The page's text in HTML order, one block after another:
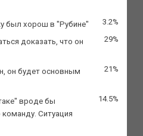
был хорош в "Рубине" 3.2%
доказать, что он
29%
он будет основным
21%
вроде бы
Ситуация
14.5%